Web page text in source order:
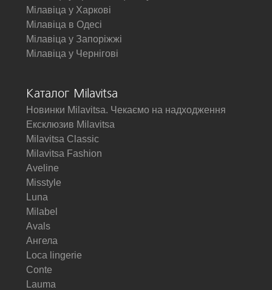
Мілавіца у Харкові
Мілавіца в Одесі
Мілавіца у Запоріжжі
Мілавіца у Чернігові
Каталог Milavitsa
Новинки Milavitsa. Чекаємо на надходження
Ексклюзив Milavitsa
Milavitsa Classic
Milavitsa Fashion
Aveline
Misstyle
Luna
Milabel
Avals
Ангела
Loca lingerie
Conte
Lauma